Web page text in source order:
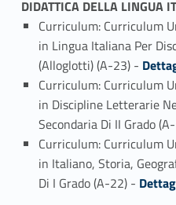
DIDATTICA DELLA LINGUA
Curriculum: Curriculum
in Lingua Italiana Per
(Alloglotti) (A-23) - Link identifier #identifier_person_34229-1
Curriculum: Curriculum
in Discipline Letterarie
Secondaria Di II Grado
Curriculum: Curriculum
in Italiano, Storia,
Di I Grado (A-22) - Link identifier #identifier_person_19981-3